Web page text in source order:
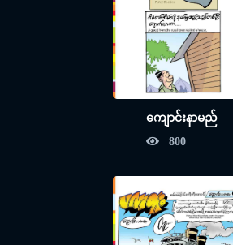
ကျောင်းနာမည်
800